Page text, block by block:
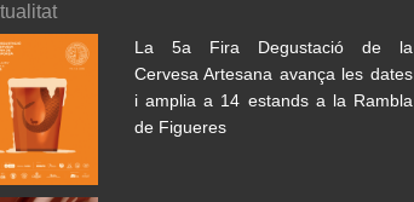
La 5a Fira Degustació de la
Cervesa Artesana avança les dates
i amplia a 14 estands a la Rambla
de Figueres